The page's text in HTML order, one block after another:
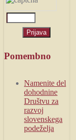
Pomembno
Namenite del
dohodnine
Društvu za
razvoj
slovenskega
podeželja